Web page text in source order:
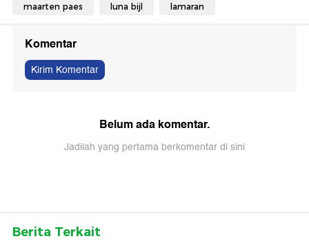
maarten paes luna bijl lamaran
Komentar
Kirim Komentar
Belum ada komentar.
Jadilah yang pertama berkomentar di sini
Berita Terkait